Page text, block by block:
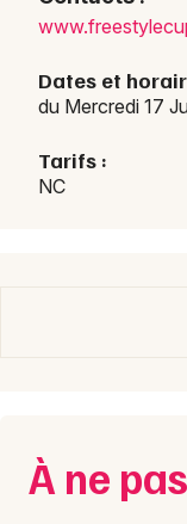
Dates et
du Mercredi 17
Tarifs :
NC
À ne